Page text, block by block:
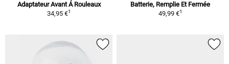
Adaptateur Avant Á Rouleaux
34,95 €1
Batterie, Remplie Et Fermée
49,99 €1